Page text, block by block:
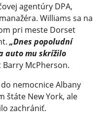
agentúry DPA,
Williams sa na
pri meste Dorset
„Dnes popoludní
auto mu skrížilo
McPherson.
nemocnice Albany
štáte New York, ale
zachrániť.